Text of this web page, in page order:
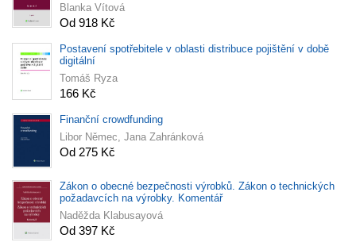
Blanka Vítová
Od 918 Kč
Postavení spotřebitele v oblasti distribuce pojištění v době
digitální
Tomáš Ryza
166 Kč
Finanční crowdfunding
Libor Němec, Jana Zahránková
Od 275 Kč
Zákon o obecné bezpečnosti výrobků. Zákon o technických
požadavcích na výrobky. Komentář
Naděžda Klabusayová
Od 397 Kč